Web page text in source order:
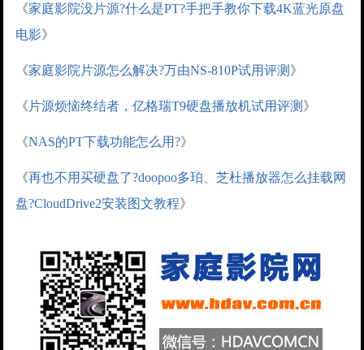
《家庭影院没片源?什么是PT?手把手教你下载4K蓝光原盘
电影》
《家庭影院片源怎么解决?万由NS-810P试用评测 》
《 片源烦恼终结者，亿格瑞T9硬盘播放机试用评测 》
《NAS的PT下载功能怎么用?》
《再也不用买硬盘了?doopoo多珀、芝杜播放器怎么挂载网
盘?CloudDrive2安装图文教程》